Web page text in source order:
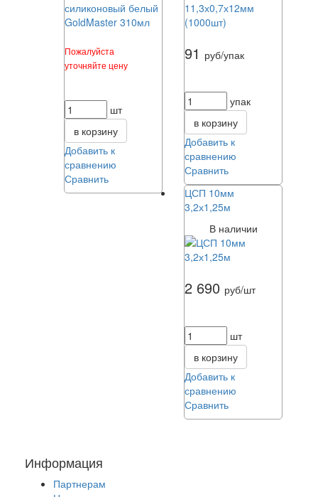
Пожалуйста
уточняйте цену
шт
в корзину
Добавить к
сравнению
Сравнить
91 руб/упак
упак
в корзину
Добавить к
сравнению
Сравнить
ЦСП 10мм
3,2х1,25м
В наличии
2 690 руб/шт
шт
в корзину
Добавить к
сравнению
Сравнить
Информация
Партнерам